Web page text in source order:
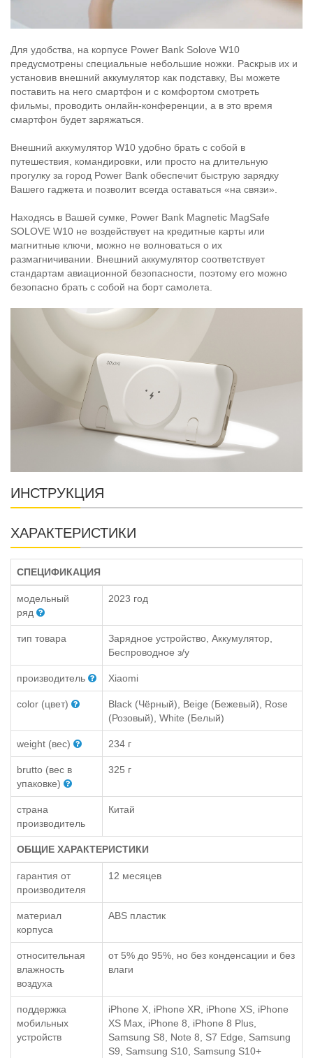
Для удобства, на корпусе Power Bank Solove W10
предусмотрены специальные небольшие ножки. Раскрыв их и
установив внешний аккумулятор как подставку, Вы можете
поставить на него смартфон и с комфортом смотреть
фильмы, проводить онлайн-конференции, а в это время
смартфон будет заряжаться.
Внешний аккумулятор W10 удобно брать с собой в
путешествия, командировки, или просто на длительную
прогулку за город Power Bank обеспечит быструю зарядку
Вашего гаджета и позволит всегда оставаться «на связи».
Находясь в Вашей сумке, Power Bank Magnetic MagSafe
SOLOVE W10 не воздействует на кредитные карты или
магнитные ключи, можно не волноваться о их
размагничивании. Внешний аккумулятор соответствует
стандартам авиационной безопасности, поэтому его можно
безопасно брать с собой на борт самолета.
ИНСТРУКЦИЯ
ХАРАКТЕРИСТИКИ
СПЕЦИФИКАЦИЯ
модельный
ряд
2023 год
тип товара
Зарядное устройство, Аккумулятор,
Беспроводное з/у
производитель Xiaomi
color (цвет)
Black (Чёрный), Beige (Бежевый), Rose
(Розовый), White (Белый)
weight (вес) 234 г
brutto (вес в
упаковке)
325 г
страна
производитель
Китай
ОБЩИЕ ХАРАКТЕРИСТИКИ
гарантия от
производителя
12 месяцев
материал
корпуса
ABS пластик
относительная
влажность
воздуха
от 5% до 95%, но без конденсации и без
влаги
поддержка
мобильных
устройств
iPhone X, iPhone XR, iPhone XS, iPhone
XS Max, iPhone 8, iPhone 8 Plus,
Samsung S8, Note 8, S7 Edge, Samsung
S9, Samsung S10, Samsung S10+